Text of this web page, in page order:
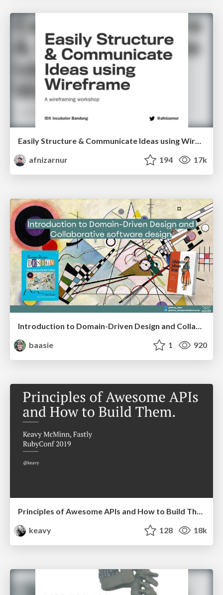
afnizarnur
194 17k
Introduction to Domain-Driven Design and Collaborative software design
baasie
1 920
Principles of Awesome APIs and How to Build Them.
keavy
128 18k